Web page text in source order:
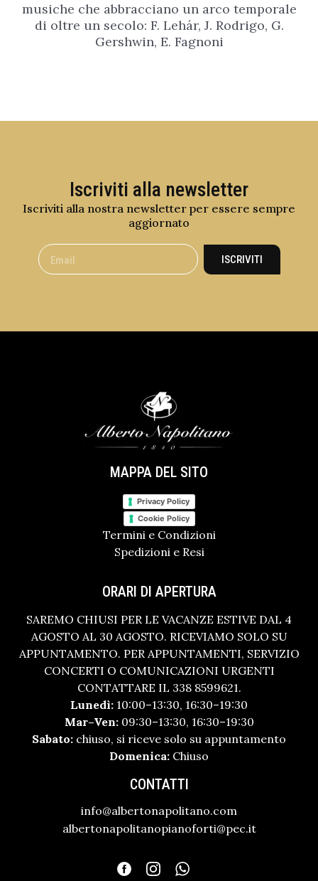
musiche che abbracciano un arco temporale
di oltre un secolo: F. Lehár, J. Rodrigo, G.
Gershwin, E. Fagnoni
Iscriviti alla newsletter
Iscriviti alla nostra newsletter per essere sempre
aggiornato
ISCRIVITI
MAPPA DEL SITO
Privacy Policy
Cookie Policy
Termini e Condizioni
Spedizioni e Resi
ORARI DI APERTURA
SAREMO CHIUSI PER LE VACANZE ESTIVE DAL 4
AGOSTO AL 30 AGOSTO. RICEVIAMO SOLO SU
APPUNTAMENTO. PER APPUNTAMENTI, SERVIZIO
CONCERTI O COMUNICAZIONI URGENTI
CONTATTARE IL 338 8599621.
Lunedì: 10:00–13:30, 16:30–19:30
Mar–Ven:09:30–13:30, 16:30–19:30
Sabato: chiuso, si riceve solo su appuntamento
Domenica: Chiuso
CONTATTI
info@albertonapolitano.com
albertonapolitanopianoforti@pec.it